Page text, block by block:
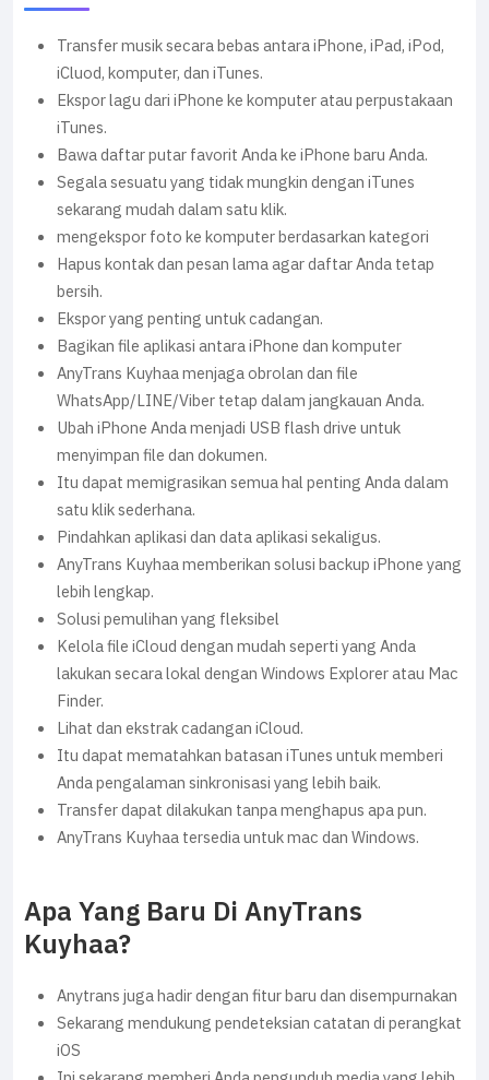
Transfer musik secara bebas antara iPhone, iPad, iPod,
iCluod, komputer, dan iTunes.
Ekspor lagu dari iPhone ke komputer atau perpustakaan
iTunes.
Bawa daftar putar favorit Anda ke iPhone baru Anda.
Segala sesuatu yang tidak mungkin dengan iTunes
sekarang mudah dalam satu klik.
mengekspor foto ke komputer berdasarkan kategori
Hapus kontak dan pesan lama agar daftar Anda tetap
bersih.
Ekspor yang penting untuk cadangan.
Bagikan file aplikasi antara iPhone dan komputer
AnyTrans Kuyhaa menjaga obrolan dan file
WhatsApp/LINE/Viber tetap dalam jangkauan Anda.
Ubah iPhone Anda menjadi USB flash drive untuk
menyimpan file dan dokumen.
Itu dapat memigrasikan semua hal penting Anda dalam
satu klik sederhana.
Pindahkan aplikasi dan data aplikasi sekaligus.
AnyTrans Kuyhaa memberikan solusi backup iPhone yang
lebih lengkap.
Solusi pemulihan yang fleksibel
Kelola file iCloud dengan mudah seperti yang Anda
lakukan secara lokal dengan Windows Explorer atau Mac
Finder.
Lihat dan ekstrak cadangan iCloud.
Itu dapat mematahkan batasan iTunes untuk memberi
Anda pengalaman sinkronisasi yang lebih baik.
Transfer dapat dilakukan tanpa menghapus apa pun.
AnyTrans Kuyhaa tersedia untuk mac dan Windows.
Apa Yang Baru Di AnyTrans
Kuyhaa?
Anytrans juga hadir dengan fitur baru dan disempurnakan
Sekarang mendukung pendeteksian catatan di perangkat
iOS